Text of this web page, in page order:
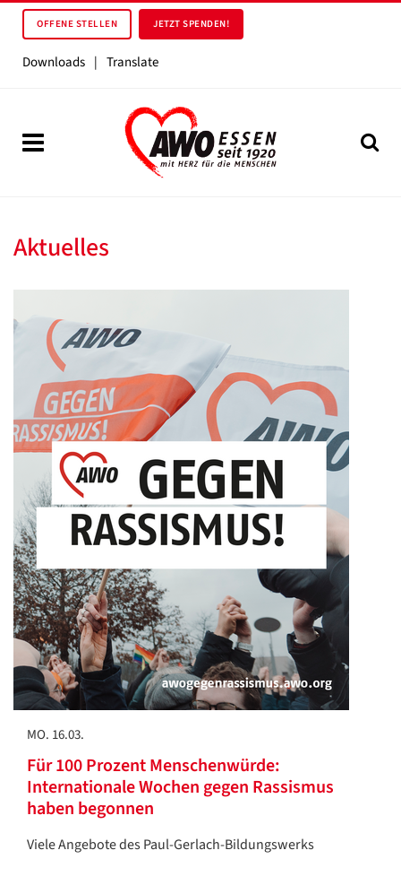
OFFENE STELLEN JETZT SPENDEN!
Downloads | Translate
Aktuelles
MO. 16.03.
Für 100 Prozent Menschenwürde:
Internationale Wochen gegen Rassismus
haben begonnen
Viele Angebote des Paul-Gerlach-Bildungswerks